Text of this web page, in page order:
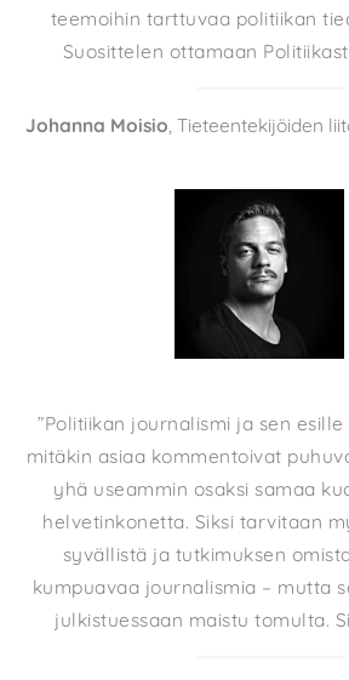
teemoihin tarttuvaa politiikan
Suosittelen ottamaan
Johanna Moisio, Tieteentekijöiden
”Politiikan journalismi ja sen
mitäkin asiaa kommentoivat
yhä useammin osaksi samaa
helvetinkonetta. Siksi tarvitaan
syvällistä ja tutkimuksen
kumpuavaa journalismia – mutta
julkistuessaan maistu tomulta.